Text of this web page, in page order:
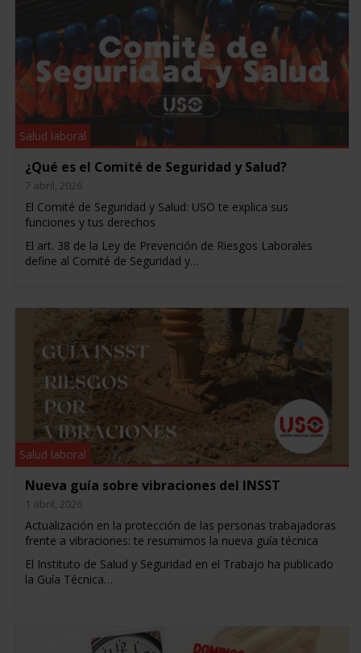
Salud laboral
¿Qué es el Comité de Seguridad y Salud?
7 abril, 2026
El Comité de Seguridad y Salud: USO te explica sus
funciones y tus derechos
El art. 38 de la Ley de Prevención de Riesgos Laborales
define al Comité de Seguridad y…
Salud laboral
Nueva guía sobre vibraciones del INSST
1 abril, 2026
Actualización en la protección de las personas trabajadoras
frente a vibraciones: te resumimos la nueva guía técnica
El Instituto de Salud y Seguridad en el Trabajo ha publicado
la Guía Técnica…